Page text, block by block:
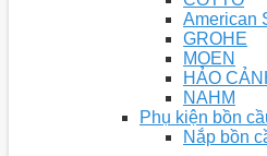
American
GROHE
MOEN
HẢO
NAHM
Phụ kiện bồn
Nắp bồn